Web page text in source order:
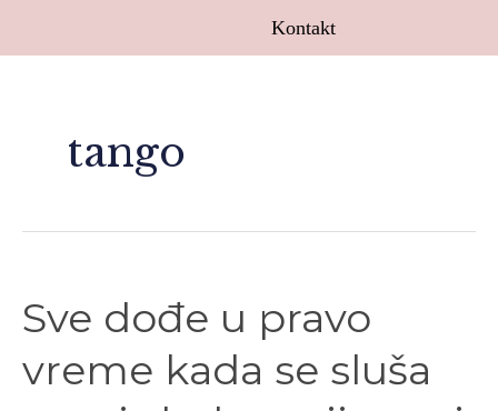
Kontakt
tango
Sve dođe u pravo
vreme kada se sluša
dođe
u
pravo